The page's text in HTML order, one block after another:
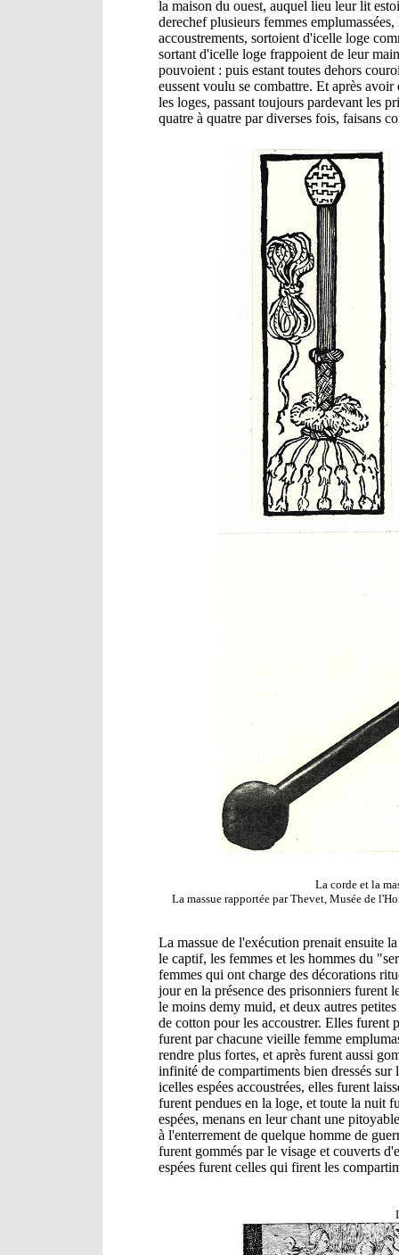
la maison du ouest, auquel lieu leur lit
derechef plusieurs femmes
accoustrements, sortoient d'icelle loge
sortant d'icelle loge frappoient de leur
pouvoient : puis estant toutes dehors
eussent voulu se combattre. Et après
les loges, passant toujours pardevant les
quatre à quatre par diverses fois, faisans
La corde et la
La massue rapportée par Thevet, Musée de
La massue de l'exécution prenait ensuite
le captif, les femmes et les hommes du
femmes qui ont charge des décorations
jour en la présence des prisonniers furent
le moins demy muid, et deux autres
de cotton pour les accoustrer. Elles furent
furent par chacune vieille femme
rendre plus fortes, et après furent aussi
infinité de compartiments bien dressés sur
icelles espées accoustrées, elles furent
furent pendues en la loge, et toute la nuit
espées, menans en leur chant une
à l'enterrement de quelque homme de
furent gommés par le visage et couverts
espées furent celles qui firent les